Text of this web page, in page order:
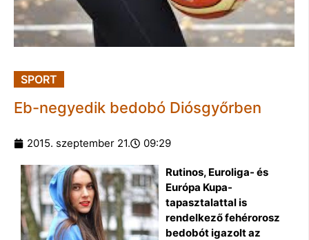
SPORT
Eb-negyedik bedobó Diósgyőrben
2015. szeptember 21. 09:29
Rutinos, Euroliga- és
Európa Kupa-
tapasztalattal is
rendelkező fehérorosz
bedobót igazolt az